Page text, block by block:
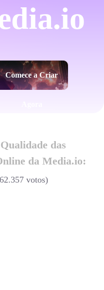
Comece a Criar
das
da Media.io:
votos)